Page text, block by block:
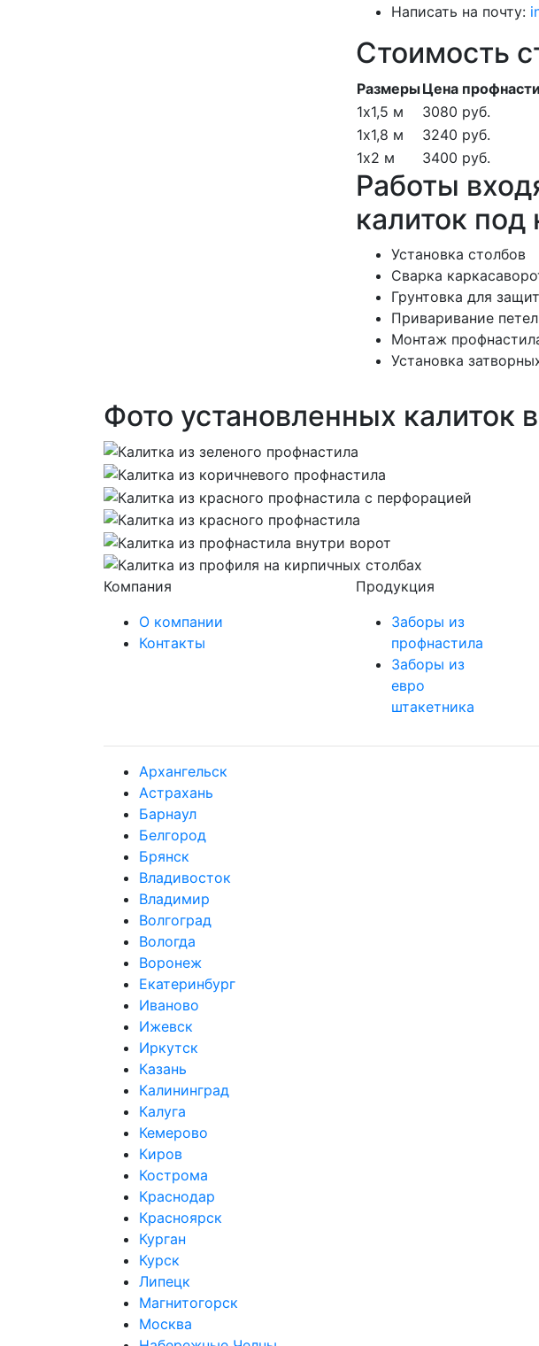
Написать на почту:
Стоимость
РазмерыЦена
1х1,5 м
3080 руб.
1х1,8 м
3240 руб.
1х2 м
3400 руб.
Работы
калиток под
Установка столбов
Сварка
Грунтовка для
Приваривание
Монтаж
Установка
Фото установленных калиток
Компания
О компании
Контакты
Продукция
Заборы из
профнастила
Заборы из
евро
штакетника
Архангельск
Астрахань
Барнаул
Белгород
Брянск
Владивосток
Владимир
Волгоград
Вологда
Воронеж
Екатеринбург
Иваново
Ижевск
Иркутск
Казань
Калининград
Калуга
Кемерово
Киров
Кострома
Краснодар
Красноярск
Курган
Курск
Липецк
Магнитогорск
Москва